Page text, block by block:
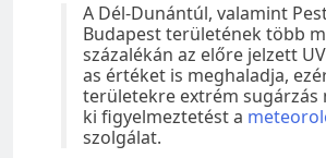
A Dél-Dunántúl, valamint
Budapest területének több
százalékán az előre jelzett
as értéket is meghaladja,
területekre extrém
ki figyelmeztetést a
szolgálat.